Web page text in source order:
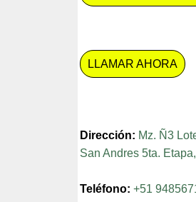
LLAMAR AHORA
Dirección: Mz. Ñ3
San Andres 5ta.
Teléfono: +51